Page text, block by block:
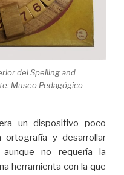
del Spelling and
Museo Pedagógico
un dispositivo poco
ortografía y desarrollar
no requería la
herramienta con la que